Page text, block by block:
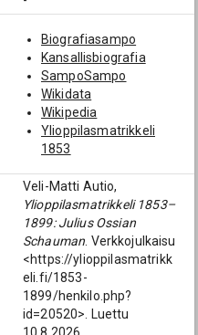
Erikson, Emil
Reinhold Teodor
(1861-1930):
[lääkäri;
lääketieteen ja
kirurgian tohtori]
Collan, Valter
August (1863-
lääketieteen ja
kirurgian tohtori]
Tawaststjerna,
Akseli Verner
Vilhelm (1881-
1918): [lääkäri;
lääketieteen ja
kirurgian tohtori]
Möller, Thure
Biografiasampo
Kansallisbiografia
SampoSampo
Wikidata
Wikipedia
Ylioppilasmatrikkeli
1853
Veli-Matti Autio,
Ylioppilasmatrikkeli 1853–
1899: Julius Ossian
Schauman . Verkkojulkaisu
<https://ylioppilasmatrikk
eli.fi/1853-
1899/henkilo.php?
id=20520>. Luettu